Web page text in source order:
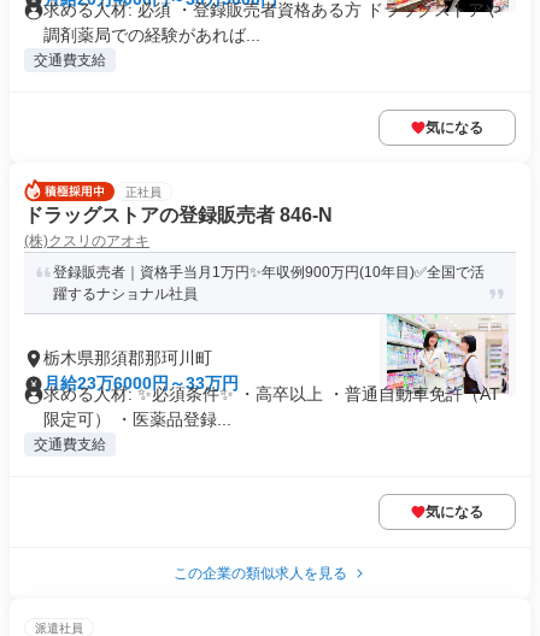
求める人材: 必須 ・登録販売者資格ある方 ドラッグストアや
調剤薬局での経験があれば...
交通費支給
気になる
正社員
ドラッグストアの登録販売者 846-N
(株)クスリのアオキ
登録販売者｜資格手当月1万円✨年収例900万円(10年目)✅全国で活
躍するナショナル社員
栃木県那須郡那珂川町
月給23万6000円～33万円
求める人材: ✨必須条件✨ ・高卒以上 ・普通自動車免許（AT
限定可） ・医薬品登録...
交通費支給
気になる
この企業の類似求人を見る
派遣社員